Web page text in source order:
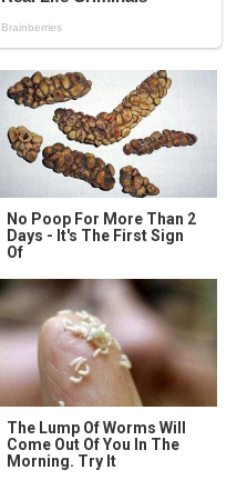
No Poop For More Than 2
Days - It's The First Sign
Of
The Lump Of Worms Will
Come Out Of You In The
Morning. Try It